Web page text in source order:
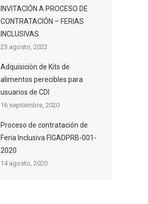
INVITACIÓN A PROCESO DE
CONTRATACIÓN – FERIAS
INCLUSIVAS
23 agosto, 2022
Adquisición de Kits de
alimentos perecibles para
usuarios de CDI
16 septiembre, 2020
Proceso de contratación de
Feria Inclusiva FIGADPRB-001-
2020
14 agosto, 2020